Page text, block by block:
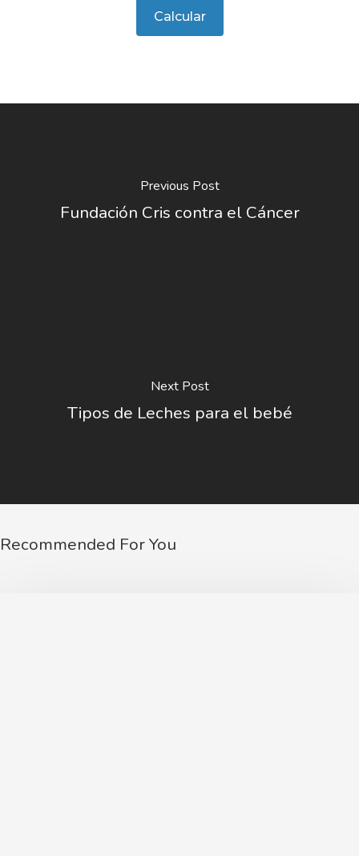
Previous Post
Fundación Cris contra el Cáncer
Next Post
Tipos de Leches para el bebé
Recommended For You